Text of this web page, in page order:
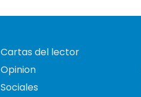
Cartas del lector
Opinion
Sociales